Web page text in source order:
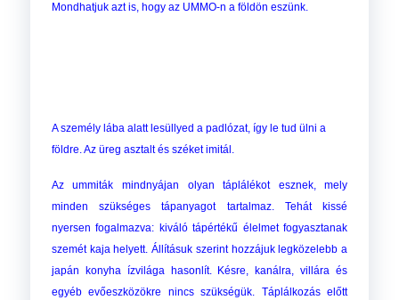
Mondhatjuk azt is, hogy az UMMO-n a földön eszünk.
A személy lába alatt lesüllyed a padlózat, így le tud ülni a
földre. Az üreg asztalt és széket imitál.
Az ummiták mindnyájan olyan táplálékot esznek, mely
minden szükséges tápanyagot tartalmaz. Tehát kissé
nyersen fogalmazva: kiváló tápértékű élelmet fogyasztanak
szemét kaja helyett. Állításuk szerint hozzájuk legközelebb a
japán konyha ízvilága hasonlít. Késre, kanálra, villára és
egyéb evőeszközökre nincs szükségük. Táplálkozás előtt